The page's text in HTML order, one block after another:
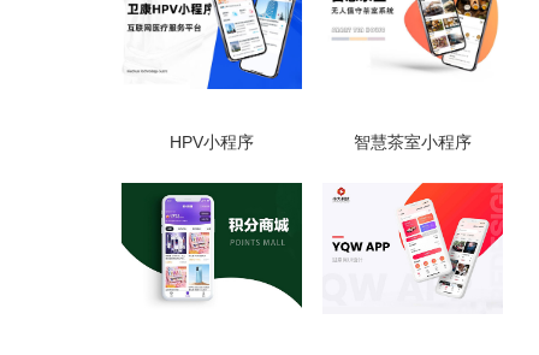
HPV小程序 智慧茶室小程序